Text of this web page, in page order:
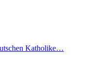
Katholike…